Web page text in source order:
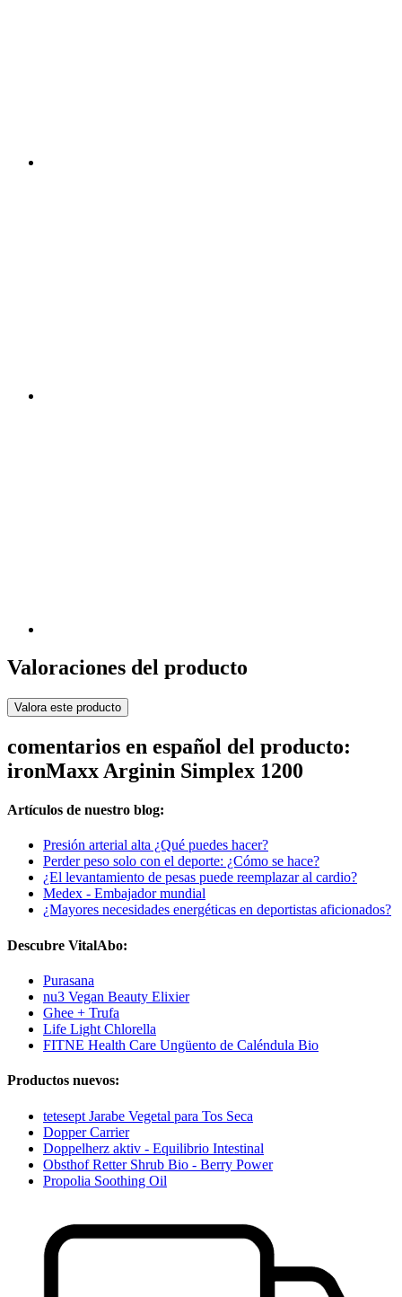
Valoraciones del producto
Valora este producto
comentarios en español del producto:
ironMaxx Arginin Simplex 1200
Artículos de nuestro blog:
Presión arterial alta ¿Qué puedes hacer?
Perder peso solo con el deporte: ¿Cómo se hace?
¿El levantamiento de pesas puede reemplazar al cardio?
Medex - Embajador mundial
¿Mayores necesidades energéticas en deportistas aficionados?
Descubre VitalAbo:
Purasana
nu3 Vegan Beauty Elixier
Ghee + Trufa
Life Light Chlorella
FITNE Health Care Ungüento de Caléndula Bio
Productos nuevos:
tetesept Jarabe Vegetal para Tos Seca
Dopper Carrier
Doppelherz aktiv - Equilibrio Intestinal
Obsthof Retter Shrub Bio - Berry Power
Propolia Soothing Oil